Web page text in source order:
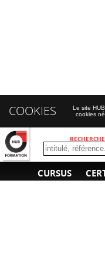
RECHERCHE
CURSUS
COOKIES
Le site
cookies